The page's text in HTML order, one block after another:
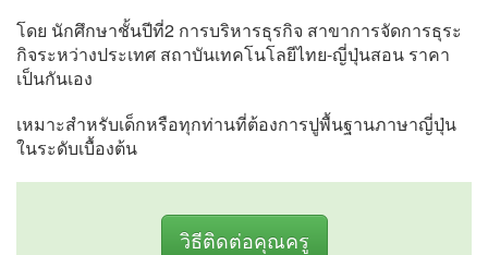
โดย นักศึกษาชั้นปีที่2 การบริหารธุรกิจ สาขาการจัดการธุระ
กิจระหว่างประเทศ สถาบันเทคโนโลยีไทย-ญี่ปุ่นสอน ราคา
เป็นกันเอง
เหมาะสำหรับเด็กหรือทุกท่านที่ต้องการปูพื้นฐานภาษาญี่ปุ่น
ในระดับเบื้องต้น
วิธีติดต่อคุณครู